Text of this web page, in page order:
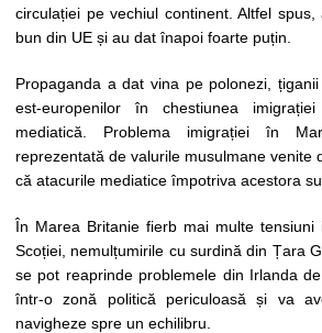
circulației pe vechiul continent. Altfel
bun din UE și au dat înapoi foarte puțin.
Propaganda a dat vina pe polonezi,
est-europenilor în chestiunea
mediatică. Problema imigrației în
reprezentată de valurile musulmane venite
că atacurile mediatice împotriva acestora
În Marea Britanie fierb mai multe tensiuni
Scoției, nemulțumirile cu surdină din Țara
se pot reaprinde problemele din Irlanda
într-o zonă politică periculoasă și va
navigheze spre un echilibru.